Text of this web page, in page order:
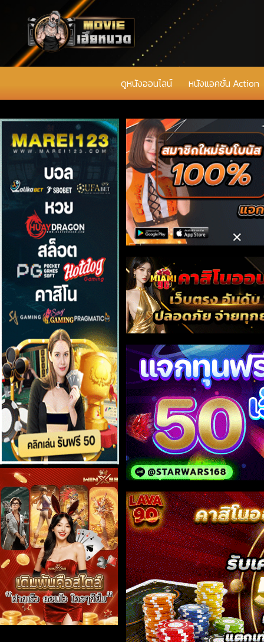
ดูหนังออนไลน์ หนังแอคชั่น Action